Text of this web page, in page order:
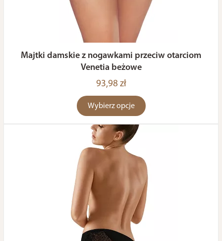
Majtki damskie z nogawkami przeciw otarciom
Venetia beżowe
93,98 zł
Wybierz opcje